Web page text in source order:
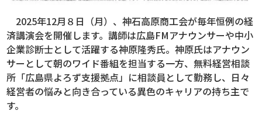
2025年12月８日（月）、神石高原商工会が毎年恒例の経
済講演会を開催します。講師は広島FMアナウンサーや中小
企業診断士として活躍する神原隆秀氏。神原氏はアナウン
サーとして朝のワイド番組を担当する一方、無料経営相談
所「広島県よろず支援拠点」に相談員として勤務し、日々
経営者の悩みと向き合っている異色のキャリアの持ち主で
す。